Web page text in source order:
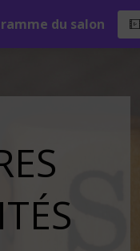
du salon